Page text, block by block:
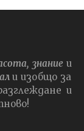
знаниеи
и изобщо за
и